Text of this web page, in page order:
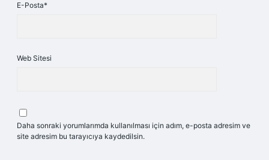
E-Posta*
Web Sitesi
Daha sonraki yorumlarımda kullanılması için adım, e-posta adresim ve
site adresim bu tarayıcıya kaydedilsin.